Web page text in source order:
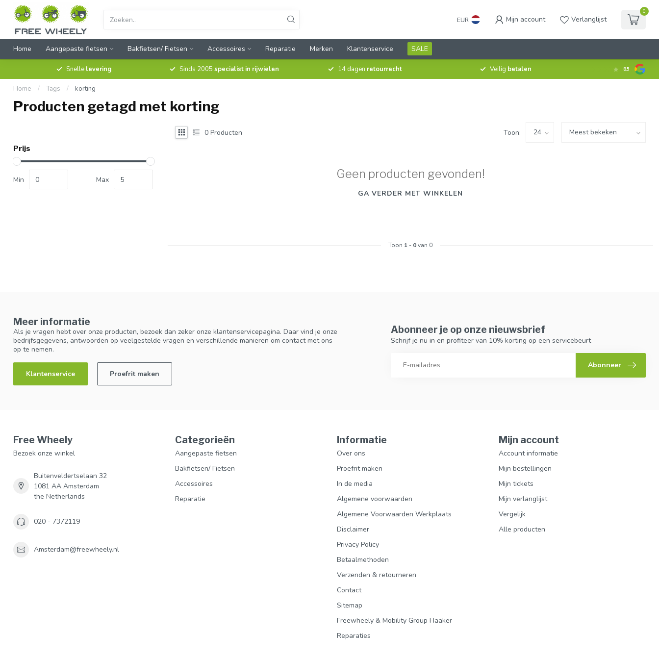
EUR Mijn account Verlanglijst
0
Home Aangepaste fietsen Bakfietsen/ Fietsen Accessoires Reparatie Merken Klantenservice SALE
Snelle levering Sinds 2005 specialist in rijwielen 14 dagen retourrecht Veilig betalen 8.5
Home / Tags / korting
Producten getagd met korting
Prijs
Min Max
0 Producten Toon:
Geen producten gevonden!
GA VERDER MET WINKELEN
Toon 1 - 0van 0
Meer informatie
Als je vragen hebt over onze producten, bezoek dan zeker onze klantenservicepagina. Daar vind je onze
bedrijfsgegevens, antwoorden op veelgestelde vragen en verschillende manieren om contact met ons
op te nemen.
Klantenservice Proefrit maken
Abonneer je op onze nieuwsbrief
Schrijf je nu in en profiteer van 10% korting op een servicebeurt
Abonneer
Free Wheely
Bezoek onze winkel
Buitenveldertselaan 32
1081 AA Amsterdam
the Netherlands
020 - 7372119
Amsterdam@freewheely.nl
Categorieën
Aangepaste fietsen
Bakfietsen/ Fietsen
Accessoires
Reparatie
Informatie
Over ons
Proefrit maken
In de media
Algemene voorwaarden
Algemene Voorwaarden Werkplaats
Disclaimer
Privacy Policy
Betaalmethoden
Verzenden & retourneren
Contact
Sitemap
Freewheely & Mobility Group Haaker
Reparaties
Mijn account
Account informatie
Mijn bestellingen
Mijn tickets
Mijn verlanglijst
Vergelijk
Alle producten